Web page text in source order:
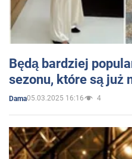
Będą bardziej
sezonu, które są już
Dama05.03.2025 16:16 4